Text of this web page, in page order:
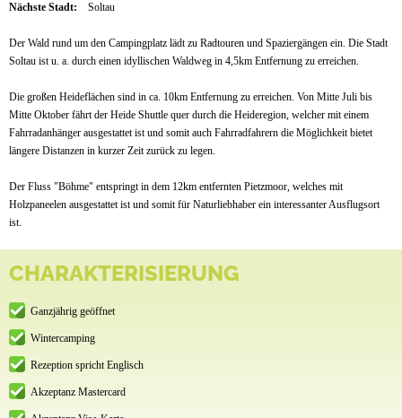
Nächste Stadt:
Soltau
Der Wald rund um den Campingplatz lädt zu Radtouren und Spaziergängen ein. Die Stadt
Soltau ist u. a. durch einen idyllischen Waldweg in 4,5km Entfernung zu erreichen.
Die großen Heideflächen sind in ca. 10km Entfernung zu erreichen. Von Mitte Juli bis
Mitte Oktober fährt der Heide Shuttle quer durch die Heideregion, welcher mit einem
Fahrradanhänger ausgestattet ist und somit auch Fahrradfahrern die Möglichkeit bietet
längere Distanzen in kurzer Zeit zurück zu legen.
Der Fluss "Böhme" entspringt in dem 12km entfernten Pietzmoor, welches mit
Holzpaneelen ausgestattet ist und somit für Naturliebhaber ein interessanter Ausflugsort
ist.
CHARAKTERISIERUNG
Ganzjährig geöffnet
Wintercamping
Rezeption spricht Englisch
Akzeptanz Mastercard